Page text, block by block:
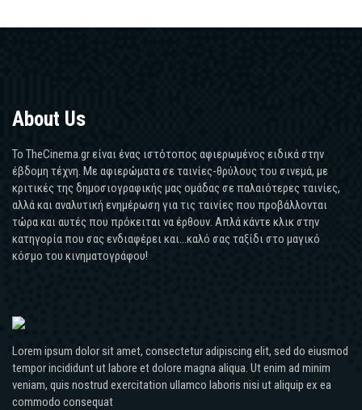
About Us
Το TheCinema.gr είναι ένας ιστότοπος αφιερωμένος ειδικά στην
έβδομη τέχνη. Με αφιερώματα σε ταινίες-θρύλους του σινεμά, με
κριτικές της δημοσιογραφικής μας ομάδας σε παλαιότερες ταινίες,
αλλά και αναλυτική ενημέρωση για τις ταινίες που προβάλλονται
τώρα και αυτές που πρόκειται να έρθουν. Απλά κάντε κλικ στην
κατηγορία που σας ενδιαφέρει και...καλό σας ταξίδι στο μαγικό
κόσμο του κινηματογράφου!
Lorem ipsum dolor sit amet, consectetur adipiscing elit, sed do eiusmod
tempor incididunt ut labore et dolore magna aliqua. Ut enim ad minim
veniam, quis nostrud exercitation ullamco laboris nisi ut aliquip ex ea
commodo consequat